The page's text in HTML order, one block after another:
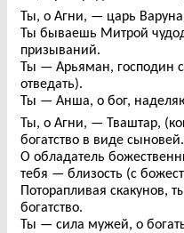
Ты, о Агни, — царь
Ты бываешь Митрой
призываний.
Ты — Арьяман, господин
отведать).
Ты — Анша, о бог,
Ты, о Агни, — Тваштар,
богатство в виде сыновей.
О обладатель
тебя — близость (с
Поторапливая скакунов,
богатство.
Ты — сила мужей, о